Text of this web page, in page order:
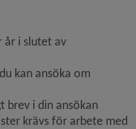
år i slutet av
kan ansöka om
brev i din ansökan
krävs för arbete med